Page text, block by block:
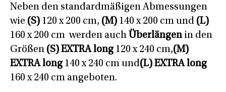
Neben den standardmäßigen Abmessungen
wie (S) 120 x 200 cm, (M) 140 x 200 cm und (L)
160 x 200 cm werden auch Überlängenin den
Größen (S) EXTRA long 120 x 240 cm,(M)
EXTRA long 140 x 240 cm und(L) EXTRA long
160 x 240 cm angeboten.